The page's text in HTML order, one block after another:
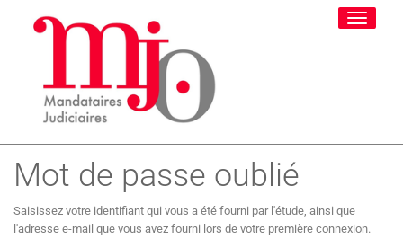
Toggle
Mot de passe oublié
Saisissez votre identifiant qui vous a été fourni par l'étude, ainsi que
l'adresse e-mail que vous avez fourni lors de votre première connexion.